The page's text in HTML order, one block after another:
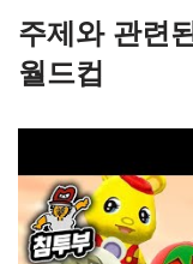
주제와 관련
월드컵